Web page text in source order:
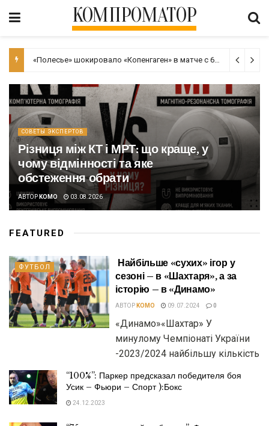
КОМПРОМАТОР
«Полесье» шокировало «Копенгаген» в матче с 6 голами
СОВЕТЫ ЭКСПЕРТОВ
Різниця між КТ і МРТ: що краще, у
чому відмінності та яке
обстеження обрати
АВТОР KOMO 03.08.2026
FEATURED
ФУТБОЛ
Найбільше «сухих» ігор у
сезоні – в «Шахтаря», а за
історію – в «Динамо»
АВТОР KOMO 09.07.2024 0
«Динамо»«Шахтар» У
минулому Чемпіонаті України
-2023/2024 найбільшу кількість
провели чемпіони з «Шахтаря»
ПОДРОБНЕЕ
“100%”: Паркер предсказал победителя боя
Усик – Фьюри – Спорт ):Бокс
24.12.2023